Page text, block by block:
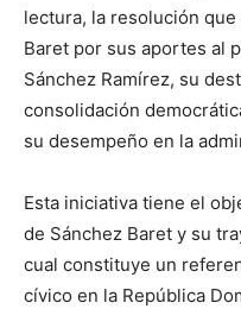
lectura, la resolución
Baret por sus aportes al
Sánchez Ramírez, su
consolidación
su desempeño en la
Esta iniciativa tiene el
de Sánchez Baret y su
cual constituye un
cívico en la República